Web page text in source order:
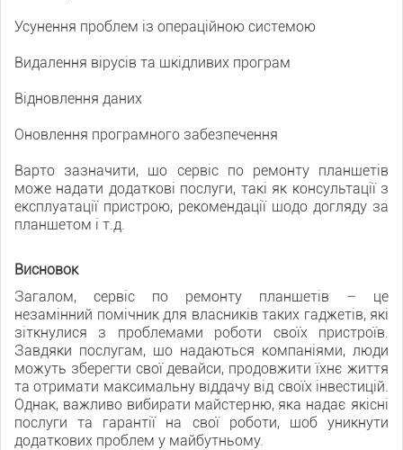
Усунення проблем із операційною системою
Видалення вірусів та шкідливих програм
Відновлення даних
Оновлення програмного забезпечення
Варто зазначити, що сервіс по ремонту планшетів
може надати додаткові послуги, такі як консультації з
експлуатації пристрою, рекомендації щодо догляду за
планшетом і т.д.
Висновок
Загалом, сервіс по ремонту планшетів – це
незамінний помічник для власників таких гаджетів, які
зіткнулися з проблемами роботи своїх пристроїв.
Завдяки послугам, що надаються компаніями, люди
можуть зберегти свої девайси, продовжити їхнє життя
та отримати максимальну віддачу від своїх інвестицій.
Однак, важливо вибирати майстерню, яка надає якісні
послуги та гарантії на свої роботи, щоб уникнути
додаткових проблем у майбутньому.